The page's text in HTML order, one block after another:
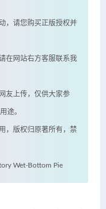
，请您购买正版授权并
在网站右方客服联系我
友上传，仅供大家参
途。
，版权归原著所有，禁
Wet-Bottom Pie